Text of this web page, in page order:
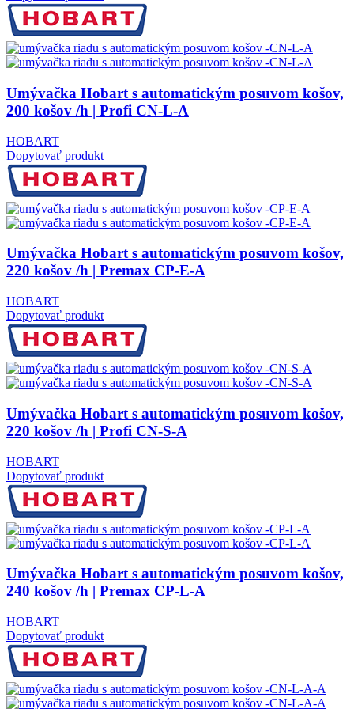
Umývačka Hobart s automatickým posuvom košov,
200 košov /h | Profi CN-L-A
HOBART
Dopytovať produkt
Umývačka Hobart s automatickým posuvom košov,
220 košov /h | Premax CP-E-A
HOBART
Dopytovať produkt
Umývačka Hobart s automatickým posuvom košov,
220 košov /h | Profi CN-S-A
HOBART
Dopytovať produkt
Umývačka Hobart s automatickým posuvom košov,
240 košov /h | Premax CP-L-A
HOBART
Dopytovať produkt